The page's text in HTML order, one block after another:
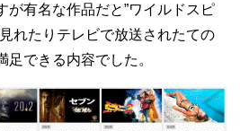
が有名な作品だと”ワイルドスピ
れたりテレビで放送されたての
できる内容でした。